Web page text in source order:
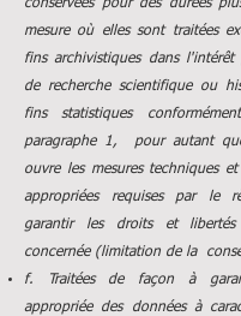
conservées pour des durées
mesure où elles sont traitées
fins archivistiques dans
de recherche scientifique ou
fins statistiques
paragraphe 1, pour autant
ouvre les mesures techniques
appropriées requises par le
garantir les droits et
concernée (limitation de la
f. Traitées de façon à
appropriée des données à